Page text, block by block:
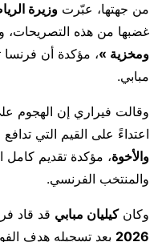
من جهتها، عبّرت وزيرة
غضبها من هذه التصريحات،
ومخزية »، مؤكدة أن فرنسا
مبابي.
وقالت فيراري إن الهجوم
اعتداءً على القيم التي
والأخوة، مؤكدة تقديم كامل
والمنتخب الفرنسي.
وكانكيليان مبابي قد قاد
2026 بعد تسجيله هدف